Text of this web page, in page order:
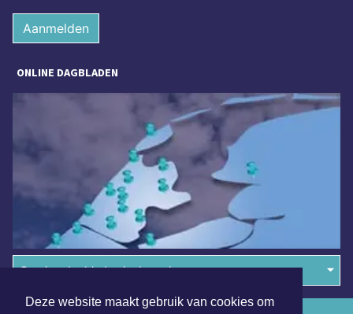
Deze website maakt gebruik van cookies om
Aanmelden
ONLINE DAGBLADEN
Overige dagbladen in de regio